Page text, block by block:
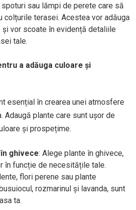
sau lămpi de perete care să
colțurile terasei. Acestea vor adăuga
vor scoate în evidență detaliile
tale.
a adăuga culoare și
esențial în crearea unei atmosfere
Adaugă plante care sunt ușor de
și prospețime.
ghivece: Alege plante în ghivece,
în funcție de necesitățile tale.
flori perene sau plante
rozmarinul și lavanda, sunt
ta.